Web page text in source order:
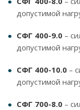
допустимой
СФГ 400-9.0 –
допустимой
СФГ 400-10.0 –
допустимой
СФГ 700-8.0 –